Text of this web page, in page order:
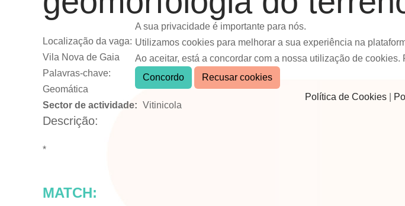
Localização da vaga:
Vila Nova de Gaia
Palavras-chave:
Geomática
Sector de actividade: Vitinicola
Descrição:
*
MATCH:
A sua privacidade é importante para nós.
Utilizamos cookies para melhorar a sua experiência na
Ao aceitar, está a concordar com a nossa utilização de
Concordo
Recusar cookies
Política de Cookies